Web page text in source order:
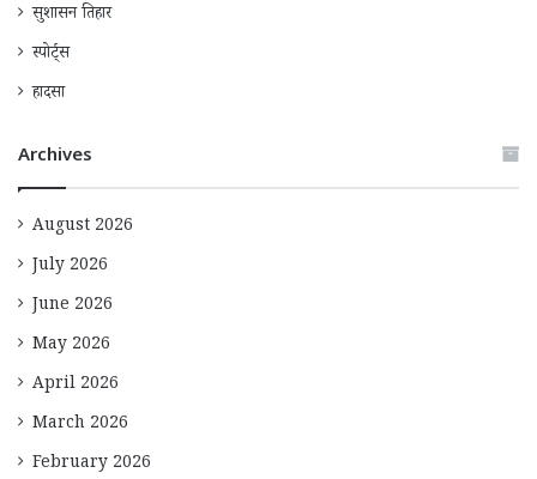
सुशासन तिहार
स्पोर्ट्स
हादसा
Archives
August 2026
July 2026
June 2026
May 2026
April 2026
March 2026
February 2026